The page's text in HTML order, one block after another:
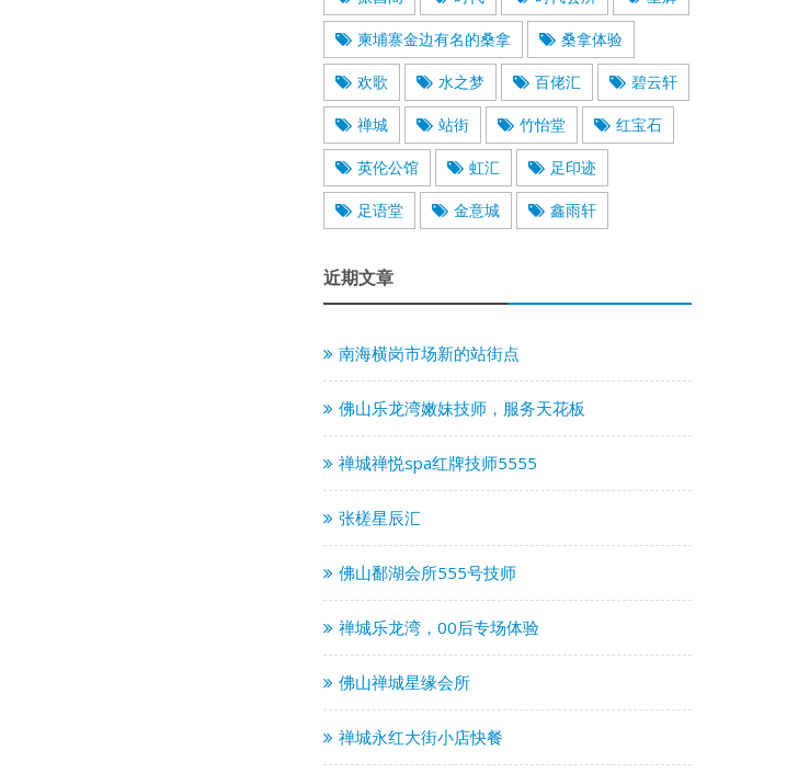
柬埔寨金边有名的桑拿 桑拿体验
欢歌 水之梦 百佬汇 碧云轩
禅城 站街 竹怡堂 红宝石
英伦公馆 虹汇 足印迹
足语堂 金意城 鑫雨轩
近期文章
南海横岗市场新的站街点
佛山乐龙湾嫩妹技师，服务天花板
禅城禅悦spa红牌技师5555
张槎星辰汇
佛山鄱湖会所555号技师
禅城乐龙湾，00后专场体验
佛山禅城星缘会所
禅城永红大街小店快餐